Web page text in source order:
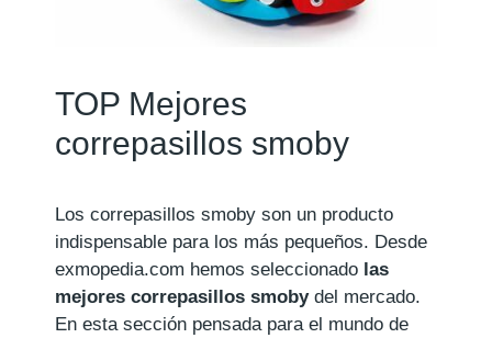
TOP Mejores
correpasillos smoby
Los correpasillos smoby son un producto
indispensable para los más pequeños. Desde
exmopedia.com hemos seleccionado las
mejores correpasillos smobydel mercado.
En esta sección pensada para el mundo de